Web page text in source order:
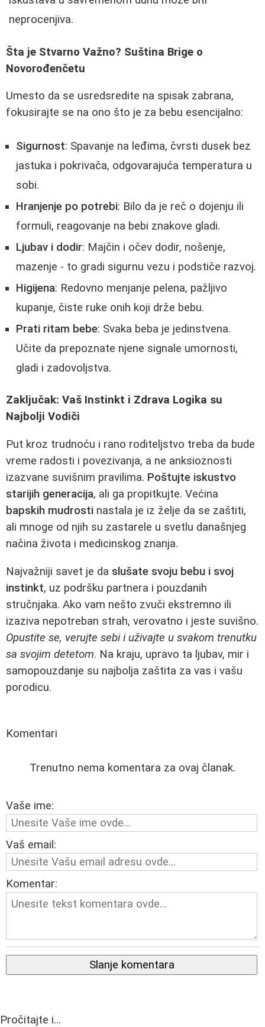
neprocenjiva.
Šta je Stvarno Važno? Suština Brige o
Novorođenčetu
Umesto da se usredsredite na spisak zabrana,
fokusirajte se na ono što je za bebu esencijalno:
Sigurnost: Spavanje na leđima, čvrsti dusek bez
jastuka i pokrivača, odgovarajuća temperatura u
sobi.
Hranjenje po potrebi: Bilo da je reč o dojenju ili
formuli, reagovanje na bebi znakove gladi.
Ljubav i dodir: Majčin i očev dodir, nošenje,
mazenje - to gradi sigurnu vezu i podstiče razvoj.
Higijena: Redovno menjanje pelena, pažljivo
kupanje, čiste ruke onih koji drže bebu.
Prati ritam bebe: Svaka beba je jedinstvena.
Učite da prepoznate njene signale umornosti,
gladi i zadovoljstva.
Zaključak: Vaš Instinkt i Zdrava Logika su
Najbolji Vodiči
Put kroz trudnoću i rano roditeljstvo treba da bude
vreme radosti i povezivanja, a ne anksioznosti
izazvane suvišnim pravilima. Poštujte iskustvo
starijih generacija, ali ga propitkujte. Većina
bapskih mudrosti nastala je iz želje da se zaštiti,
ali mnoge od njih su zastarele u svetlu današnjeg
načina života i medicinskog znanja.
Najvažniji savet je da slušate svoju bebu i svoj
instinkt, uz podršku partnera i pouzdanih
stručnjaka. Ako vam nešto zvuči ekstremno ili
izaziva nepotreban strah, verovatno i jeste suvišno.
Opustite se, verujte sebi i uživajte u svakom trenutku
sa svojim detetom. Na kraju, upravo ta ljubav, mir i
samopouzdanje su najbolja zaštita za vas i vašu
porodicu.
Komentari
Trenutno nema komentara za ovaj članak.
Vaše ime:
Vaš email:
Komentar:
Slanje komentara
Pročitajte i...